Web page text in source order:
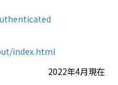
index.html
2022年4月現在